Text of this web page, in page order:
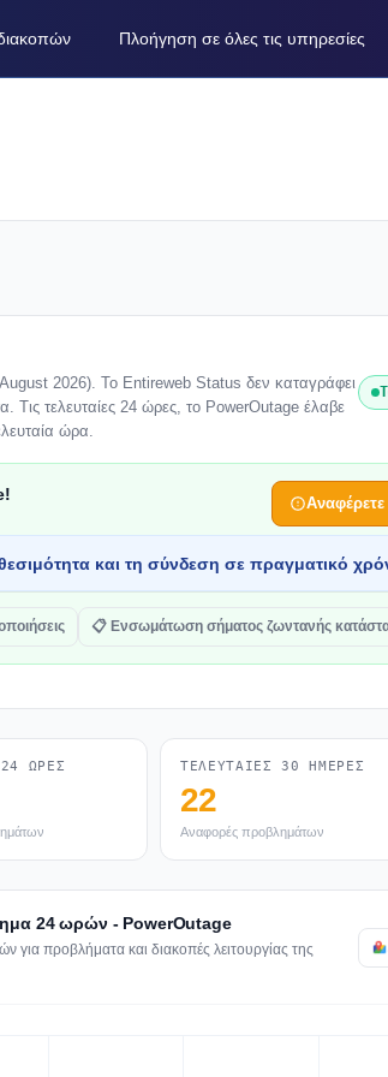
Πλοήγηση σε όλες τις υπηρεσίες
2026). Το Entireweb Status δεν καταγράφει
Τις τελευταίες 24 ώρες, το PowerOutage έλαβε
ώρα.
και τη σύνδεση σε πραγματικό
📋 Ενσωμάτωση σήματος ζωντανής
ΏΡΕΣ ΤΕΛΕΥΤΑΊΕΣ 30 ΗΜΈΡΕΣ
22
Αναφορές προβλημάτων
24 ωρών - PowerOutage
προβλήματα και διακοπές λειτουργίας της